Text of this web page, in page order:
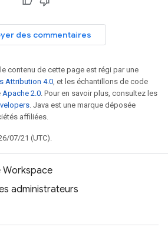
des commentaires
contenu de cette page est régi par une
Attribution 4.0 , et les échantillons de code
Apache 2.0 . Pour en savoir plus, consultez les
. Java est une marque déposée
affiliées.
07/21 (UTC).
Workspace
administrateurs